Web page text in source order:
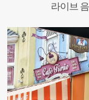
라이브